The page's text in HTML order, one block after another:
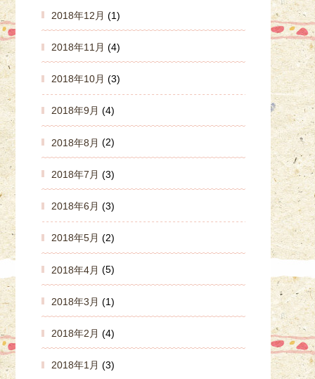
2018年12月 (1)
2018年11月 (4)
2018年10月 (3)
2018年9月 (4)
2018年8月 (2)
2018年7月 (3)
2018年6月 (3)
2018年5月 (2)
2018年4月 (5)
2018年3月 (1)
2018年2月 (4)
2018年1月 (3)